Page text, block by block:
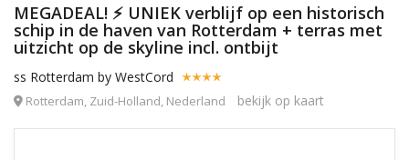
MEGADEAL! ⚡ UNIEK verblijf op een historisch
schip in de haven van Rotterdam + terras met
uitzicht op de skyline incl. ontbijt
ss Rotterdam by WestCord
Rotterdam, Zuid-Holland, Nederland bekijk op kaart